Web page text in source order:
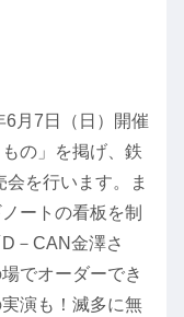
月7日（日）開催
の」を掲げ、鉄
を行います。ま
ートの看板を制
－CAN金澤さ
でオーダーでき
演も！滅多に無